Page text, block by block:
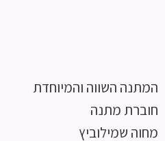
המתנה השווה והמיוחדת
חוברת מתנה
מחוה שמילוביץ